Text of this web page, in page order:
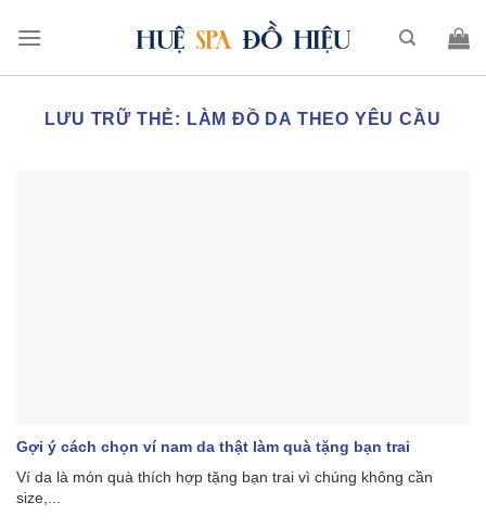
LƯU TRỮ THẺ: LÀM ĐỒ DA THEO YÊU CẦU
Gợi ý cách chọn ví nam da thật làm quà tặng bạn trai
Ví da là món quà thích hợp tặng bạn trai vì chúng không cần
size,...